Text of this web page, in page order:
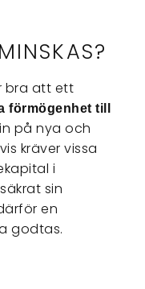
bra att ett
förmögenhet till
på nya och
kräver vissa
i
sin
en
godtas.